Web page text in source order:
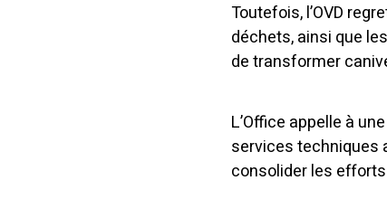
Toutefois, l’OVD
déchets, ainsi que
de transformer
L’Office appelle à
services techniques
consolider les